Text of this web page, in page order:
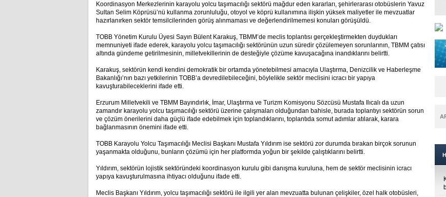
Koordinasyon Merkezlerinin karayolu yolcu taşımacılığı sektörü mağdur eden kararları, şehirlerarası otobüslerin Yavuz
Sultan Selim Köprüsü’nü kullanma zorunluluğu, otoyol ve köprü kullanımına ilişkin yüksek maliyetler ile mevzuatlar
hazırlanırken sektör temsilcilerinden görüş alınmaması ve değerlendirilmemesi konuları görüşüldü.
TOBB Yönetim Kurulu Üyesi Sayın Bülent Karakuş, TBMM’de meclis toplantısı gerçekleştirmekten duydukları
memnuniyeti ifade ederek, karayolu yolcu taşımacılığı sektörünün uzun süredir çözülemeyen sorunlarının, TBMM çatısı
altında gündeme getirilmesinin, milletvekillerinin de desteğiyle çözüme kavuşacağına inandıklarını belirtti.
Karakuş, sektörün kendi kendini demokratik bir ortamda yönetebilmesi amacıyla Ulaştırma, Denizcilik ve Haberleşme
Bakanlığı’nın bazı yetkilerinin TOBB’a devredilebileceğini, böylelikle sektör meclisini icracı bir yapıya
kavuşturabileceklerini ifade etti.
Erzurum Milletvekili ve TBMM Bayındırlık, İmar, Ulaştırma ve Turizm Komisyonu Sözcüsü Mustafa Ilıcalı da uzun
zamandır karayolu yolcu taşımacılığı sektörü üzerine çalışmaları olduğundan bahisle, burada toplantıyı sektörün sorun
ve çözüm önerilerini daha güçlü ifade edebilmek için toplandıklarını, toplantıda somut adımlar atılarak, karara
bağlanmasının önemini ifade etti.
TOBB Karayolu Yolcu Taşımacılığı Meclisi Başkanı Mustafa Yıldırım ise sektörü zor durumda bırakan birçok sorunun
yaşanmakta olduğunu, bunların çözümü için her platformda yoğun bir şekilde çalıştıklarını belirtti.
Yıldırım, sektörün lojistik sektöründeki koordinasyon kurulu gibi danışma kuruluna, hem de sektör meclisinin icracı
yapıya kavuşturulmasına ihtiyacı olduğunu ifade etti.
Meclis Başkanı Yıldırım, yolcu taşımacılığı sektörü ile ilgili yer alan mevzuatta bulunan çelişkiler, özel halk otobüsleri,